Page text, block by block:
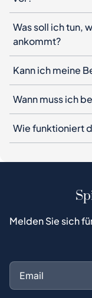
vor?
Was soll ich tun,
ankommt?
Kann ich meine
Wann muss ich
Wie funktioniert
Melden Sie sich